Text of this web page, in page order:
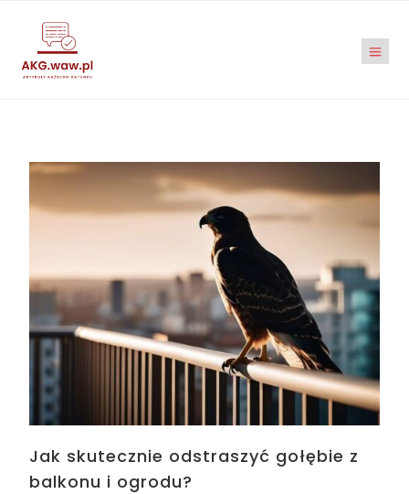
Jak skutecznie odstraszyć gołębie z
balkonu i ogrodu?